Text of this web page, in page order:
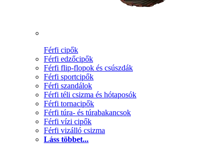
Férfi cipők
Férfi edzőcipők
Férfi flip-flopok és csúszdák
Férfi sportcipők
Férfi szandálok
Férfi téli csizma és hótaposók
Férfi tornacipők
Férfi túra- és túrabakancsok
Férfi vízi cipők
Férfi vizálló csizma
Láss többet...